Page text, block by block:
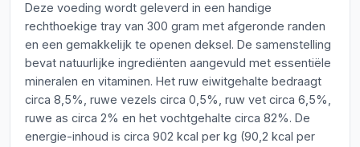
Deze voeding wordt geleverd in een handige
rechthoekige tray van 300 gram met afgeronde randen
en een gemakkelijk te openen deksel. De samenstelling
bevat natuurlijke ingrediënten aangevuld met essentiële
mineralen en vitaminen. Het ruw eiwitgehalte bedraagt
circa 8,5%, ruwe vezels circa 0,5%, ruw vet circa 6,5%,
ruwe as circa 2% en het vochtgehalte circa 82%. De
energie-inhoud is circa 902 kcal per kg (90,2 kcal per